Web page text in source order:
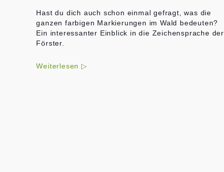
Hast du dich auch schon einmal gefragt, was die
ganzen farbigen Markierungen im Wald bedeuten?
Ein interessanter Einblick in die Zeichensprache der
Förster.
Weiterlesen ▷